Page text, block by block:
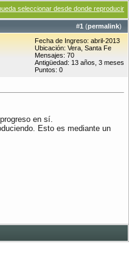
seleccionar desde donde reproducir
#1 (permalink)
Fecha de Ingreso: abril-2013
Ubicación: Vera, Santa Fe
Mensajes: 70
Antigüedad: 13 años, 3 meses
Puntos: 0
en sí.
Esto es mediante un